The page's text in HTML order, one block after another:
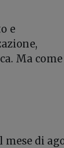
e
Ma come
mese di